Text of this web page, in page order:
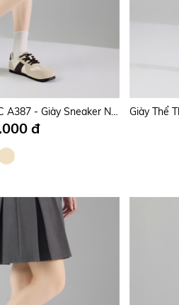
Giày Thể Thao Nữ MWC A387 - Giày Sneaker Nữ Cổ Thấp, Da PU Mịn Phối Da Lộn, Nhẹ Nhàng, Nữ Tính, Thời Trang.
đ
Giày Thể Thao Nữ MWC A396 - Giày Sneaker Nữ, Vải Lưới Thoáng Khí, Êm Nhẹ, Năng Động, Trẻ Trung.
đ